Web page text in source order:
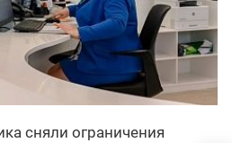
сняли ограничения